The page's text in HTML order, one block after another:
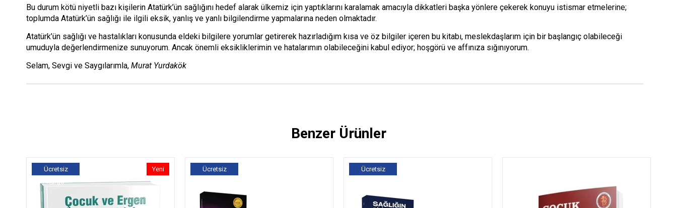
Bu durum kötü niyetli bazı kişilerin Atatürk’ün sağlığını hedef alarak ülkemiz için yaptıklarını karalamak amacıyla dikkatleri başka yönlere çekerek konuyu istismar etmelerine;
toplumda Atatürk’ün sağlığı ile ilgili eksik, yanlış ve yanlı bilgilendirme yapmalarına neden olmaktadır.
Atatürk’ün sağlığı ve hastalıkları konusunda eldeki bilgilere yorumlar getirerek hazırladığım kısa ve öz bilgiler içeren bu kitabı, meslekdaşlarım için bir başlangıç olabileceği
umuduyla değerlendirmenize sunuyorum. Ancak önemli eksikliklerimin ve hatalarımın olabileceğini kabul ediyor; hoşgörü ve affınıza sığınıyorum.
Selam, Sevgi ve Saygılarımla, Murat Yurdakök
Benzer Ürünler
Ücretsiz
Kargo
Yeni
Ürün
Ücretsiz
Ücretsiz